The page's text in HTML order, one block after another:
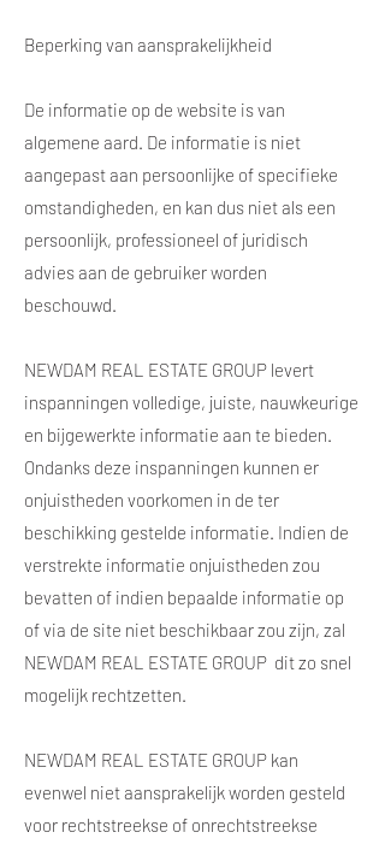
Beperking van aansprakelijkheid
De informatie op de website is van
algemene aard. De informatie is niet
aangepast aan persoonlijke of specifieke
omstandigheden, en kan dus niet als een
persoonlijk, professioneel of juridisch
advies aan de gebruiker worden
beschouwd.
NEWDAM REAL ESTATE GROUP levert
inspanningen volledige, juiste, nauwkeurige
en bijgewerkte informatie aan te bieden.
Ondanks deze inspanningen kunnen er
onjuistheden voorkomen in de ter
beschikking gestelde informatie. Indien de
verstrekte informatie onjuistheden zou
bevatten of indien bepaalde informatie op
of via de site niet beschikbaar zou zijn, zal
NEWDAM REAL ESTATE GROUP dit zo snel
mogelijk rechtzetten.
NEWDAM REAL ESTATE GROUP kan
evenwel niet aansprakelijk worden gesteld
voor rechtstreekse of onrechtstreekse